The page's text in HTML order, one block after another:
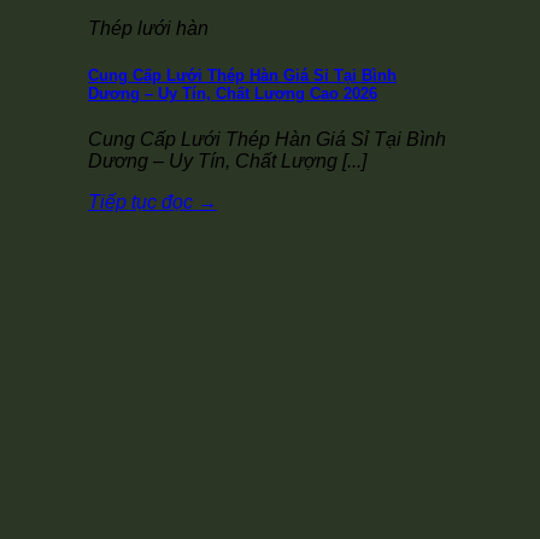
Thép lưới hàn
Cung Cấp Lưới Thép Hàn Giá Sỉ Tại Bình
Dương – Uy Tín, Chất Lượng Cao 2026
Cung Cấp Lưới Thép Hàn Giá Sỉ Tại Bình
Dương – Uy Tín, Chất Lượng [...]
Tiếp tục đọc →